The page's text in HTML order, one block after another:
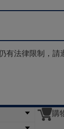
有法律限制，請
購